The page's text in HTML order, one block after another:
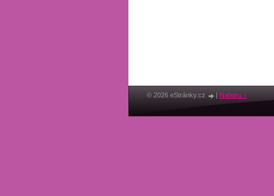
© 2026 eStránky.cz | Nahoru ↑